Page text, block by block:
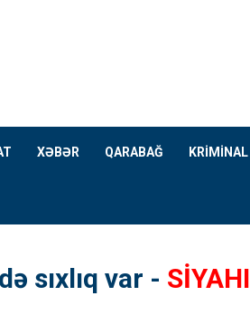
XƏBƏR QARABAĞ KRİMİNAL
sıxlıq var - SİYAHI